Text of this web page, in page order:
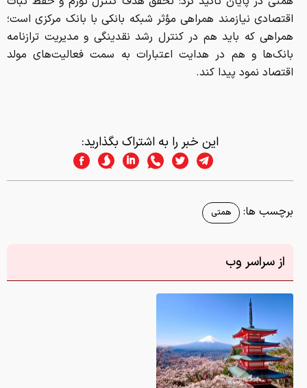
اقتصادی نیازمند همراهی مؤثر شبکه بانکی با بانک مرکزی است؛
همراهی‌ که باید هم در کنترل رشد نقدینگی و مدیریت ترازنامه
بانک‌ها و هم در هدایت اعتبارات به سمت فعالیت‌های مولد
اقتصاد نمود پیدا کند.
این خبر را به اشتراک بگذارید:
برچسب ها: همتی
از سراسر وب